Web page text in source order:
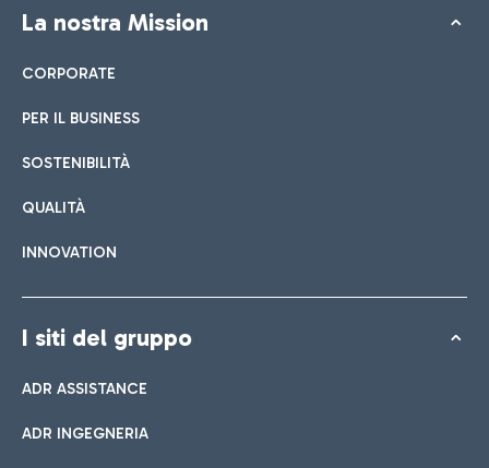
La nostra Mission
CORPORATE
PER IL BUSINESS
SOSTENIBILITÀ
QUALITÀ
INNOVATION
I siti del gruppo
ADR ASSISTANCE
ADR INGEGNERIA